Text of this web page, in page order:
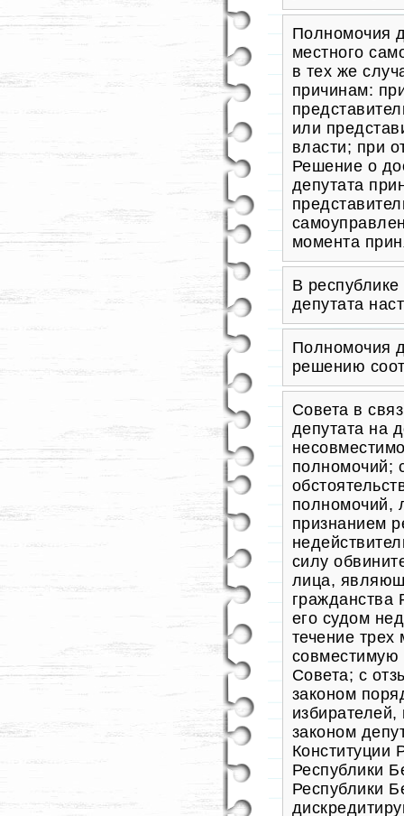
Полномочия
местного
в тех же
причинам:
или
власти; при
Решение о
депутата
момента
В
депутата
Полномочия
решению
Совета в
депутата на
полномочий;
полномочий,
признанием
силу
лица,
гражданства
его судом
течение трех
совместимую
Совета; с
законом
законом
Конституции
Республики
Республики